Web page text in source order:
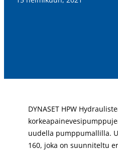
DYNASET HPW
uudella pumppumallilla.
160, joka on suunniteltu